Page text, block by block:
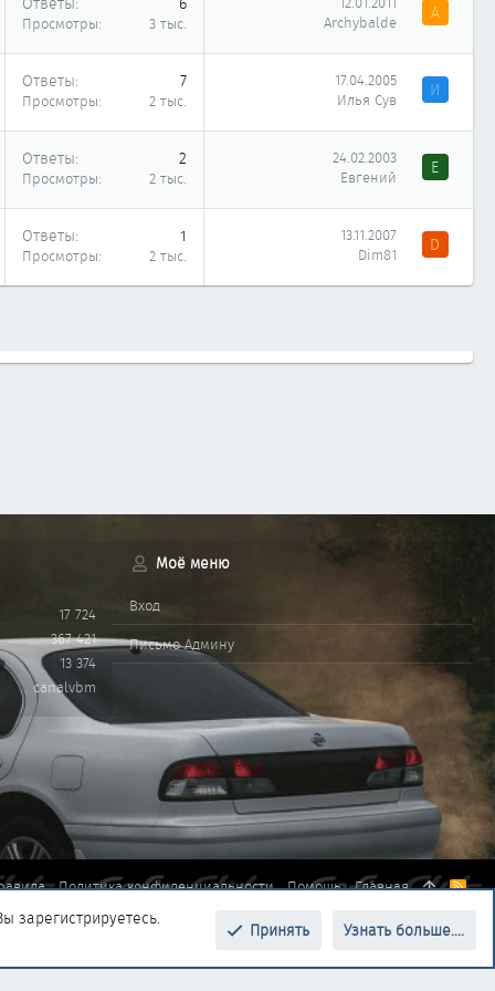
Просмотры 3 тыс.
Archybalde
A
Ответы 7
Просмотры 2 тыс.
17.04.2005
Илья Сув
И
Ответы 2
Просмотры 2 тыс.
24.02.2003
Евгений
Е
Ответы 1
Просмотры 2 тыс.
13.11.2007
Dim81
D
17 724
367 421
13 374
canalvbm
Моё меню
Вход
Письмо Админу
Политика конфиденциальности Помощь Главная
R
зарегистрируетесь.
Принять Узнать больше....